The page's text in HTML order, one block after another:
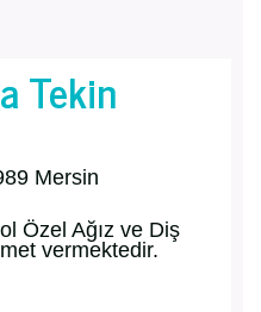
Tekin
Mersin
Özel Ağız ve Diş
vermektedir.